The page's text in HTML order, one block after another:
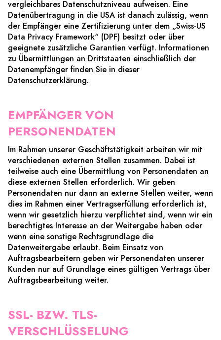
vergleichbares Datenschutzniveau aufweisen. Eine
Datenübertragung in die USA ist danach zulässig, wenn
der Empfänger eine Zertifizierung unter dem „Swiss-US
Data Privacy Framework“ (DPF) besitzt oder über
geeignete zusätzliche Garantien verfügt. Informationen
zu Übermittlungen an Drittstaaten einschließlich der
Datenempfänger finden Sie in dieser
Datenschutzerklärung.
EMPFÄNGER VON
PERSONENDATEN
Im Rahmen unserer Geschäftstätigkeit arbeiten wir mit
verschiedenen externen Stellen zusammen. Dabei ist
teilweise auch eine Übermittlung von Personendaten an
diese externen Stellen erforderlich. Wir geben
Personendaten nur dann an externe Stellen weiter, wenn
dies im Rahmen einer Vertragserfüllung erforderlich ist,
wenn wir gesetzlich hierzu verpflichtet sind, wenn wir ein
berechtigtes Interesse an der Weitergabe haben oder
wenn eine sonstige Rechtsgrundlage die
Datenweitergabe erlaubt. Beim Einsatz von
Auftragsbearbeitern geben wir Personendaten unserer
Kunden nur auf Grundlage eines gültigen Vertrags über
Auftragsbearbeitung weiter.
SSL- BZW. TLS-
VERSCHLÜSSELUNG